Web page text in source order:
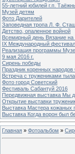
55-летний юбилей г.п.
Музей детям
Фото Дарителей
Заповедная тропа Л. Ф.
Детство, опаленное войной
Всемирный день Вязание на
IX Международный
Реализация программы
9 мая 2016 г.
Сирень победы
Праздник коренных
Встреча с тружениками тыла
Фото город Советский
Фестиваль Сабантуй 2016
Передвижная выставка Мы
Открытие выставки
Выставка Мастера кожаных
Выставка Когда ворон был
Главная » Фотоальбом »